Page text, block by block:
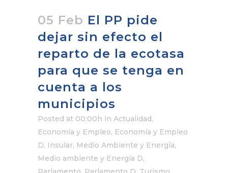
05 Feb El PP pide
dejar sin efecto el
reparto de la ecotasa
para que se tenga en
cuenta a los
municipios
Posted at 00:00h in Actualidad,
Economía y Empleo, Economía y Empleo
D, Insular, Medio Ambiente y Energía,
Medio ambiente y Energía D,